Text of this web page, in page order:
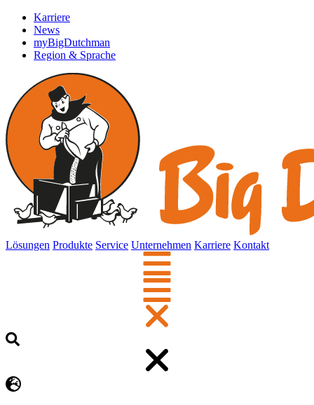
Karriere
News
myBigDutchman
Region & Sprache
Lösungen Produkte Service Unternehmen Karriere Kontakt